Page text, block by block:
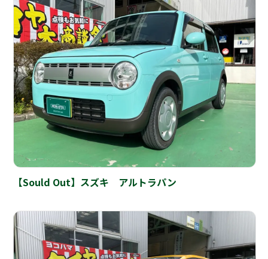
【Sould Out】スズキ アルトラパン